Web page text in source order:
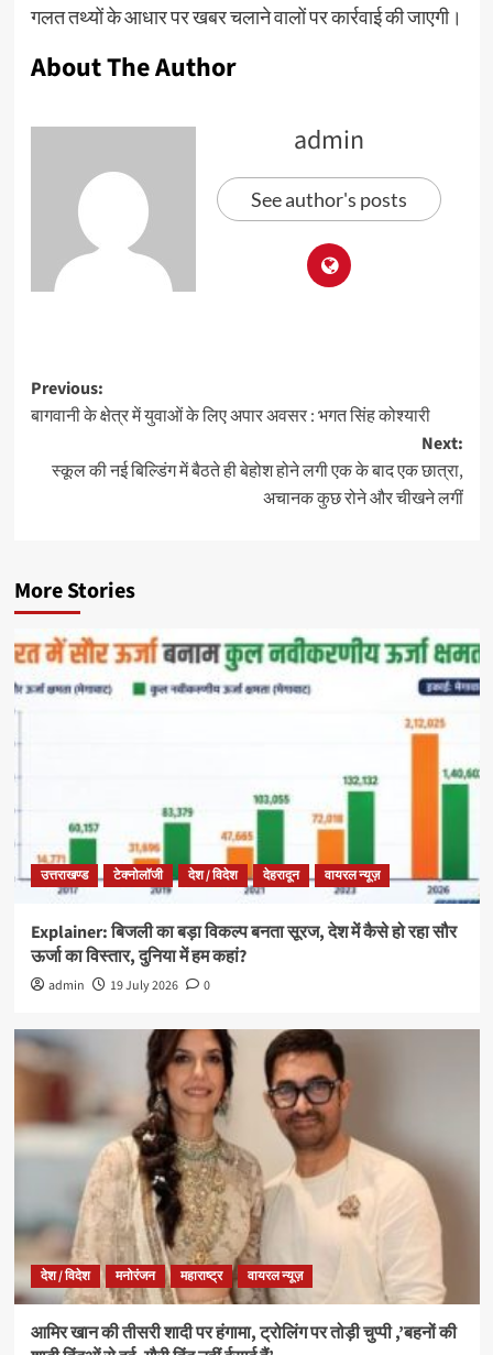
गलत तथ्यों के आधार पर खबर चलाने वालों पर कार्रवाई की जाएगी।
About The Author
admin
See author's posts
Previous:
बागवानी के क्षेत्र में युवाओं के लिए अपार अवसर : भगत सिंह कोश्यारी
Next:
स्कूल की नई बिल्डिंग में बैठते ही बेहोश होने लगी एक के बाद एक छात्रा,
अचानक कुछ रोने और चीखने लगीं
More Stories
उत्तराखण्ड टेक्नोलॉजी देश / विदेश देहरादून वायरल न्यूज़
Explainer: बिजली का बड़ा विकल्प बनता सूरज, देश में कैसे हो रहा सौर
ऊर्जा का विस्तार, दुनिया में हम कहां?
admin 19 July 2026 0
देश / विदेश मनोरंजन महाराष्ट्र वायरल न्यूज़
आमिर खान की तीसरी शादी पर हंगामा, ट्रोलिंग पर तोड़ी चुप्पी ,’बहनों की